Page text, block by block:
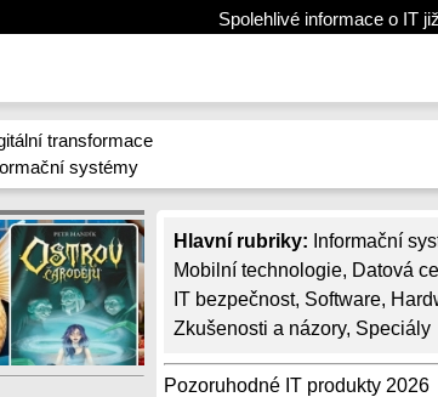
Spolehlivé informace o IT
transformace
systémy
Hlavní rubriky: Informační
Mobilní technologie, Datová
IT bezpečnost, Software,
Zkušenosti a názory, Speciály
Pozoruhodné IT produkty 2026